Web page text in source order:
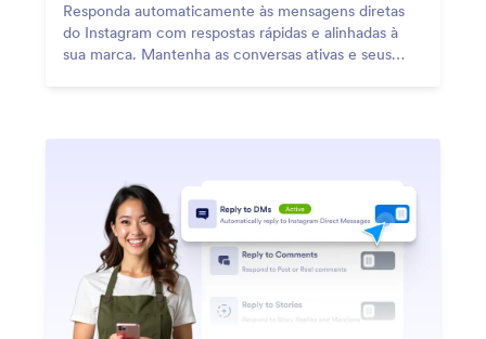
Responda automaticamente às mensagens diretas
do Instagram com respostas rápidas e alinhadas à
sua marca. Mantenha as conversas ativas e seus